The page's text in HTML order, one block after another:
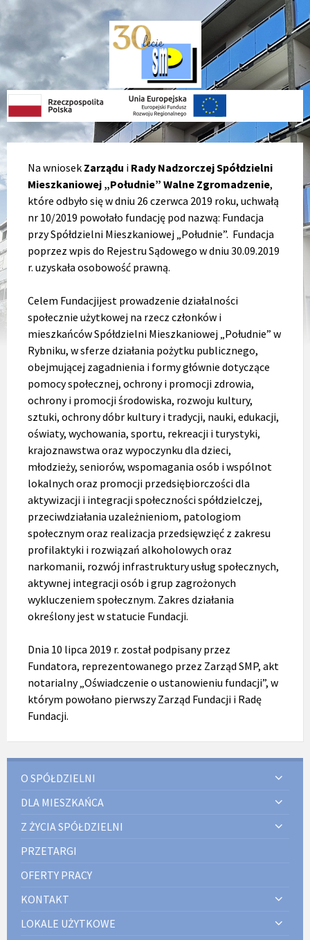
Skip
to
Skip
to
Skip
to
Skip
to
Na wniosek Zarządu i Rady Nadzorczej Spółdzielni
Mieszkaniowej „Południe” Walne Zgromadzenie,
które odbyło się w dniu 26 czerwca 2019 roku, uchwałą
nr 10/2019 powołało fundację pod nazwą: Fundacja
przy Spółdzielni Mieszkaniowej „Południe”. Fundacja
poprzez wpis do Rejestru Sądowego w dniu 30.09.2019
r. uzyskała osobowość prawną.
Celem Fundacjijest prowadzenie działalności
społecznie użytkowej na rzecz członków i
mieszkańców Spółdzielni Mieszkaniowej „Południe” w
Rybniku, w sferze działania pożytku publicznego,
obejmującej zagadnienia i formy głównie dotyczące
pomocy społecznej, ochrony i promocji zdrowia,
ochrony i promocji środowiska, rozwoju kultury,
sztuki, ochrony dóbr kultury i tradycji, nauki, edukacji,
oświaty, wychowania, sportu, rekreacji i turystyki,
krajoznawstwa oraz wypoczynku dla dzieci,
młodzieży, seniorów, wspomagania osób i wspólnot
lokalnych oraz promocji przedsiębiorczości dla
aktywizacji i integracji społeczności spółdzielczej,
przeciwdziałania uzależnieniom, patologiom
społecznym oraz realizacja przedsięwzięć z zakresu
profilaktyki i rozwiązań alkoholowych oraz
narkomanii, rozwój infrastruktury usług społecznych,
aktywnej integracji osób i grup zagrożonych
wykluczeniem społecznym. Zakres działania
określony jest w statucie Fundacji.
Dnia 10 lipca 2019 r. został podpisany przez
Fundatora, reprezentowanego przez Zarząd SMP, akt
notarialny „Oświadczenie o ustanowieniu fundacji”, w
którym powołano pierwszy Zarząd Fundacji i Radę
Fundacji.
O SPÓŁDZIELNI
DLA MIESZKAŃCA
Z ŻYCIA SPÓŁDZIELNI
PRZETARGI
OFERTY PRACY
KONTAKT
LOKALE UŻYTKOWE